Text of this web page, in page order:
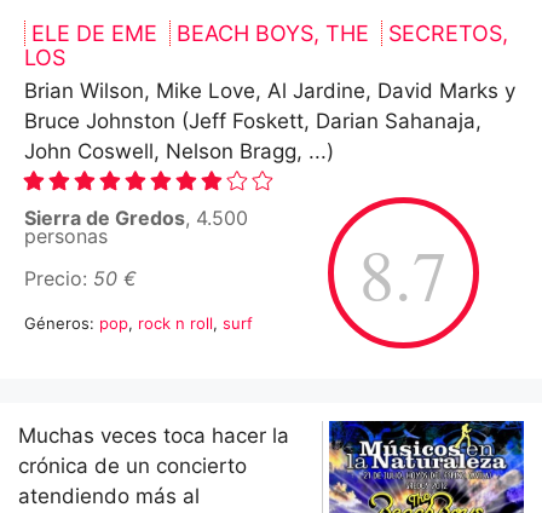
ELE DE EME BEACH BOYS, THE
SECRETOS,
LOS
Brian Wilson, Mike Love, Al Jardine, David Marks y
Bruce Johnston (Jeff Foskett, Darian Sahanaja,
John Coswell, Nelson Bragg, ...)
8.7
Sierra de Gredos, 4.500
personas
Precio: 50 €
Géneros: pop, rock n roll, surf
Muchas veces toca hacer la
crónica de un concierto
atendiendo más al